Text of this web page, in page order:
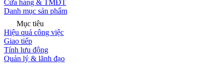
Cửa hàng & TMĐT
Danh mục sản phẩm
Mục tiêu
Hiệu quả công việc
Giao tiếp
Tính lưu động
Quản lý & lãnh đạo